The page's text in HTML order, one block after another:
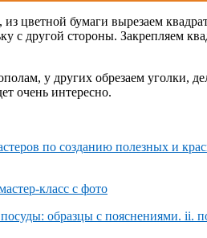
цветной бумаги вырезаем
с другой стороны. Закрепляем
у других обрезаем уголки,
очень интересно.